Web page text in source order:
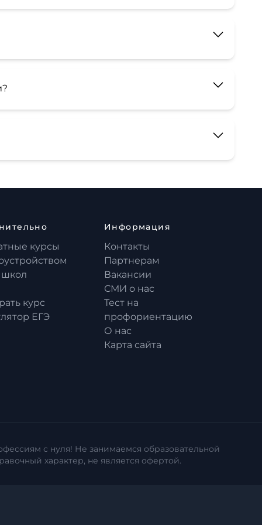
курсы
курс
ЕГЭ
Информация
Контакты
Партнерам
Вакансии
СМИ о нас
Тест на
профориентацию
О нас
Карта сайта
с нуля! Не занимаемся образовательной
характер, не является офертой.